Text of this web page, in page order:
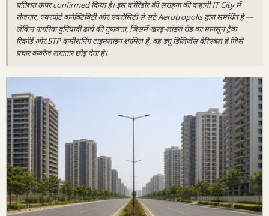
प्रतिशत ऊपर confirmed किया है। इस कॉरिडोर की सराहना की कहानी IT City में
रोजगार, एयरपोर्ट कनेक्टिविटी और एयरोसिटी से सटे Aerotropolis द्वारा समर्थित है —
लेकिन नागरिक बुनियादी ढांचे की गुणवत्ता, जिसमें खरड़-लांडरां रोड का मानसून ट्रैक
रिकॉर्ड और STP कमीशनिंग टाइमलाइन शामिल है, वह ड्यू डिलिजेंस वेरिएबल है जिसे
प्रचार कवरेज लगातार छोड़ देता है।